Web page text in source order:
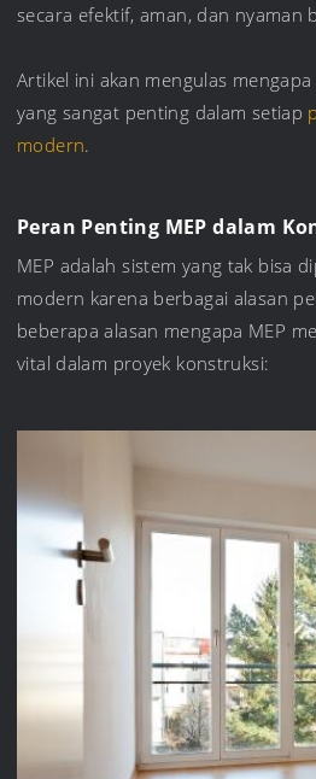
secara efektif, aman, dan nyaman
Artikel ini akan mengulas
yang sangat penting dalam setiap
modern.
Peran Penting MEP dalam
MEP adalah sistem yang tak bisa
modern karena berbagai alasan
beberapa alasan mengapa MEP
vital dalam proyek konstruksi: